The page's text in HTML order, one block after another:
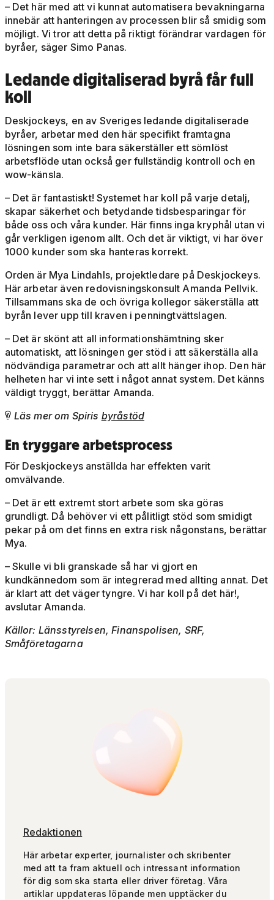
– Det här med att vi kunnat automatisera bevakningarna
innebär att hanteringen av processen blir så smidig som
möjligt. Vi tror att detta på riktigt förändrar vardagen för
byråer, säger Simo Panas.
Ledande digitaliserad byrå får full
koll
Deskjockeys, en av Sveriges ledande digitaliserade
byråer, arbetar med den här specifikt framtagna
lösningen som inte bara säkerställer ett sömlöst
arbetsflöde utan också ger fullständig kontroll och en
wow-känsla.
– Det är fantastiskt! Systemet har koll på varje detalj,
skapar säkerhet och betydande tidsbesparingar för
både oss och våra kunder. Här finns inga kryphål utan vi
går verkligen igenom allt. Och det är viktigt, vi har över
1000 kunder som ska hanteras korrekt.
Orden är Mya Lindahls, projektledare på Deskjockeys.
Här arbetar även redovisningskonsult Amanda Pellvik.
Tillsammans ska de och övriga kollegor säkerställa att
byrån lever upp till kraven i penningtvättslagen.
– Det är skönt att all informationshämtning sker
automatiskt, att lösningen ger stöd i att säkerställa alla
nödvändiga parametrar och att allt hänger ihop. Den här
helheten har vi inte sett i något annat system. Det känns
väldigt tryggt, berättar Amanda.
 Läs mer om Spiris byråstöd
En tryggare arbetsprocess
För Deskjockeys anställda har effekten varit
omvälvande.
– Det är ett extremt stort arbete som ska göras
grundligt. Då behöver vi ett pålitligt stöd som smidigt
pekar på om det finns en extra risk någonstans, berättar
Mya.
– Skulle vi bli granskade så har vi gjort en
kundkännedom som är integrerad med allting annat. Det
är klart att det väger tyngre. Vi har koll på det här!,
avslutar Amanda.
Källor: Länsstyrelsen, Finanspolisen, SRF,
Småföretagarna
Redaktionen
Här arbetar experter, journalister och skribenter
med att ta fram aktuell och intressant information
för dig som ska starta eller driver företag. Våra
artiklar uppdateras löpande men upptäcker du